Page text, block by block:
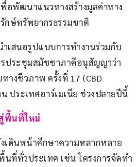
พื่อพัฒนาแนวทางสร้างมูลค่าทาง
กษ์ทรัพยากรธรรมชาติ
เสนอรูปแบบการทำงานร่วมกับ
ประชุมสมัชชาภาคีอนุสัญญาว่า
างชีวภาพ ครั้งที่ 17 (CBD
น ประเทศอาร์เมเนีย ช่วงปลายปีนี้
พื้นที่ใหม่
เดินหน้าศึกษาความหลากหลาย
ที่ทั่วประเทศ เช่น โครงการจัดทำ